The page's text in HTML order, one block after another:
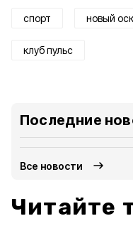
спорт новый
клуб пульс
Последние
Все новости
Читайте